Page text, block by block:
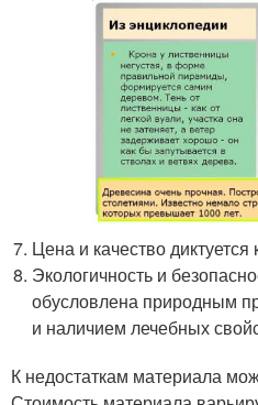
Цена и качество
Экологичность и
обусловлена природным
и наличием лечебных
К недостаткам материала